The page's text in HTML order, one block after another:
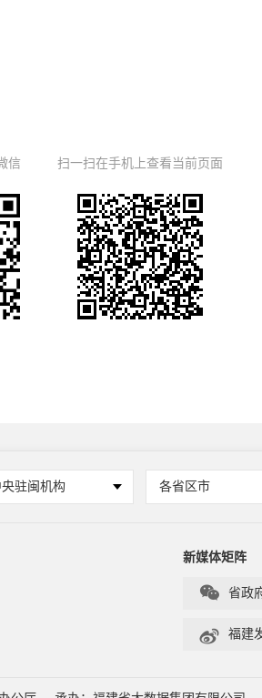
信 扫一扫在手机上查看当前页面
央驻闽机构 各省区市
新媒体矩阵
 省政
 福建